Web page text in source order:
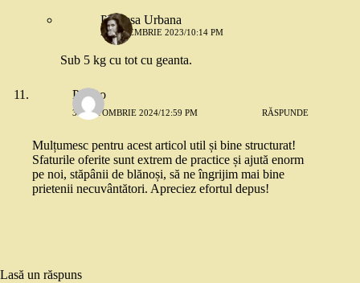
Printesa Urbana
23 NOIEMBRIE 2023/10:14 PM
Sub 5 kg cu tot cu geanta.
PetPro
31 OCTOMBRIE 2024/12:59 PM RĂSPUNDE
Mulțumesc pentru acest articol util și bine structurat!
Sfaturile oferite sunt extrem de practice și ajută enorm
pe noi, stăpânii de blănoși, să ne îngrijim mai bine
prietenii necuvântători. Apreciez efortul depus!
Lasă un răspuns